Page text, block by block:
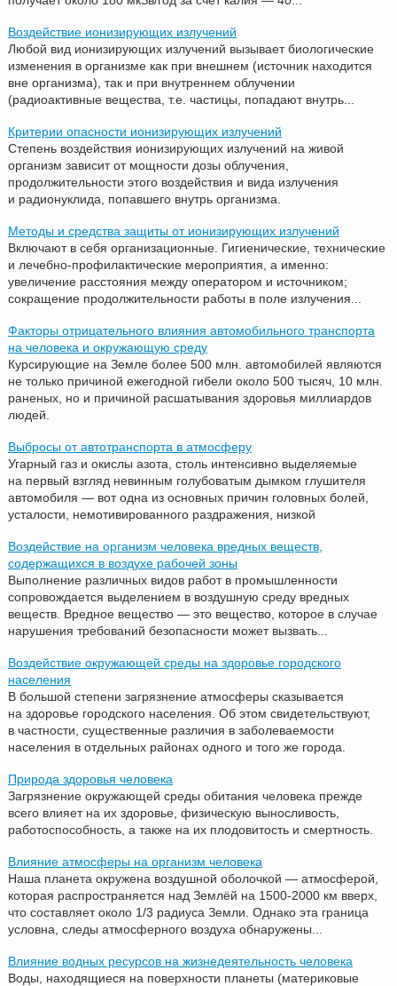
Воздействие ионизирующих излучений
Любой вид ионизирующих излучений вызывает биологические
изменения в организме как при внешнем (источник находится
вне организма), так и при внутреннем облучении
(радиоактивные вещества, т.е. частицы, попадают внутрь...
Критерии опасности ионизирующих излучений
Степень воздействия ионизирующих излучений на живой
организм зависит от мощности дозы облучения,
продолжительности этого воздействия и вида излучения
и радионуклида, попавшего внутрь организма.
Методы и средства защиты от ионизирующих излучений
Включают в себя организационные. Гигиенические, технические
и лечебно-профилактические мероприятия, а именно:
увеличение расстояния между оператором и источником;
сокращение продолжительности работы в поле излучения...
Факторы отрицательного влияния автомобильного транспорта
на человека и окружающую среду
Курсирующие на Земле более 500 млн. автомобилей являются
не только причиной ежегодной гибели около 500 тысяч, 10 млн.
раненых, но и причиной расшатывания здоровья миллиардов
людей.
Выбросы от автотранспорта в атмосферу
Угарный газ и окислы азота, столь интенсивно выделяемые
на первый взгляд невинным голубоватым дымком глушителя
автомобиля — вот одна из основных причин головных болей,
усталости, немотивированного раздражения, низкой
Воздействие на организм человека вредных веществ,
содержащихся в воздухе рабочей зоны
Выполнение различных видов работ в промышленности
сопровождается выделением в воздушную среду вредных
веществ. Вредное вещество — это вещество, которое в случае
нарушения требований безопасности может вызвать...
Воздействие окружающей среды на здоровье городского
населения
В большой степени загрязнение атмосферы сказывается
на здоровье городского населения. Об этом свидетельствуют,
в частности, существенные различия в заболеваемости
населения в отдельных районах одного и того же города.
Природа здоровья человека
Загрязнение окружающей среды обитания человека прежде
всего влияет на их здоровье, физическую выносливость,
работоспособность, а также на их плодовитость и смертность.
Влияние атмосферы на организм человека
Наша планета окружена воздушной оболочкой — атмосферой,
которая распространяется над Землёй на 1500-2000 км вверх,
что составляет около 1/3 радиуса Земли. Однако эта граница
условна, следы атмосферного воздуха обнаружены...
Влияние водных ресурсов на жизнедеятельность человека
Воды, находящиеся на поверхности планеты (материковые